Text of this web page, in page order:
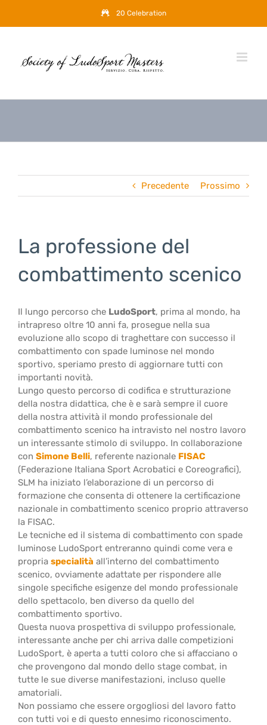
20 Celebration
Precedente Prossimo
La professione del
combattimento scenico
Il lungo percorso che LudoSport, prima al mondo, ha
intrapreso oltre 10 anni fa, prosegue nella sua
evoluzione allo scopo di traghettare con successo il
combattimento con spade luminose nel mondo
sportivo, speriamo presto di aggiornare tutti con
importanti novità.
Lungo questo percorso di codifica e strutturazione
della nostra didattica, che è e sarà sempre il cuore
della nostra attività il mondo professionale del
combattimento scenico ha intravisto nel nostro lavoro
un interessante stimolo di sviluppo. In collaborazione
con Simone Belli, referente nazionale FISAC
(Federazione Italiana Sport Acrobatici e Coreografici),
SLM ha iniziato l’elaborazione di un percorso di
formazione che consenta di ottenere la certificazione
nazionale in combattimento scenico proprio attraverso
la FISAC.
Le tecniche ed il sistema di combattimento con spade
luminose LudoSport entreranno quindi come vera e
propria specialità all’interno del combattimento
scenico, ovviamente adattate per rispondere alle
singole specifiche esigenze del mondo professionale
dello spettacolo, ben diverso da quello del
combattimento sportivo.
Questa nuova prospettiva di sviluppo professionale,
interessante anche per chi arriva dalle competizioni
LudoSport, è aperta a tutti coloro che si affacciano o
che provengono dal mondo dello stage combat, in
tutte le sue diverse manifestazioni, incluso quelle
amatoriali.
Non possiamo che essere orgogliosi del lavoro fatto
con tutti voi e di questo ennesimo riconoscimento.